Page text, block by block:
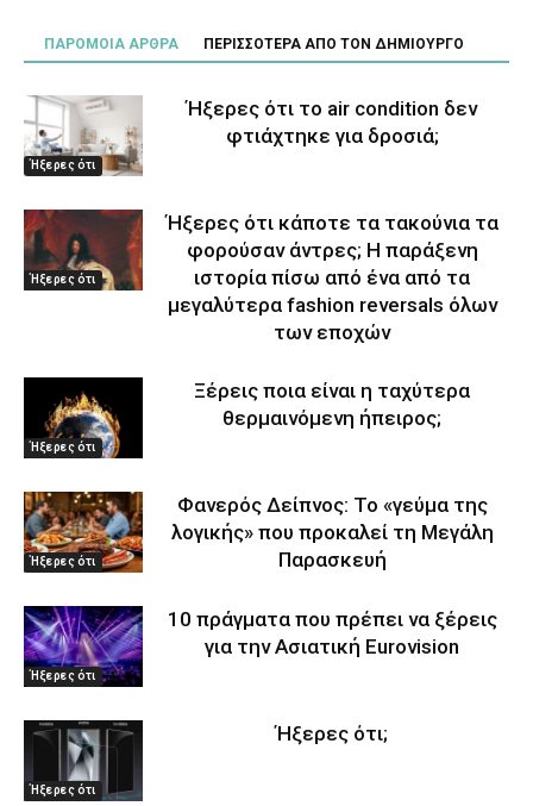
ΠΑΡΟΜΟΙΑ ΑΡΘΡΑ ΠΕΡΙΣΣΟΤΕΡΑ ΑΠΟ ΤΟΝ ΔΗΜΙΟΥΡΓΟ
Ήξερες ότι
Ήξερες ότι το air condition δεν
φτιάχτηκε για δροσιά;
Ήξερες ότι
Ήξερες ότι κάποτε τα τακούνια τα
φορούσαν άντρες; Η παράξενη
ιστορία πίσω από ένα από τα
μεγαλύτερα fashion reversals όλων
των εποχών
Ήξερες ότι
Ξέρεις ποια είναι η ταχύτερα
θερμαινόμενη ήπειρος;
Ήξερες ότι
Φανερός Δείπνος: Το «γεύμα της
λογικής» που προκαλεί τη Μεγάλη
Παρασκευή
Ήξερες ότι
10 πράγματα που πρέπει να ξέρεις
για την Ασιατική Eurovision
Ήξερες ότι
Ήξερες ότι;